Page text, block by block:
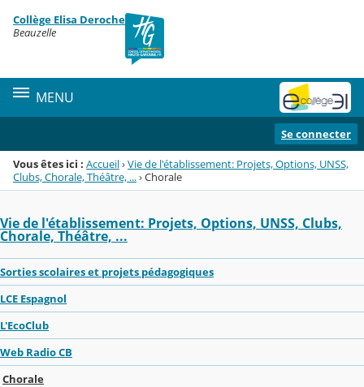
Menu de la rubrique
Contenu
Collège Elisa Deroche
Beauzelle
MENU
Se connecter
Vous êtes ici : Accueil›Vie de l'établissement: Projets, Options, UNSS,
Clubs, Chorale, Théâtre, ...›Chorale
Vie de l'établissement: Projets, Options, UNSS, Clubs,
Chorale, Théâtre, ...
Sorties scolaires et projets pédagogiques
LCE Espagnol
L'EcoClub
Web Radio CB
Chorale